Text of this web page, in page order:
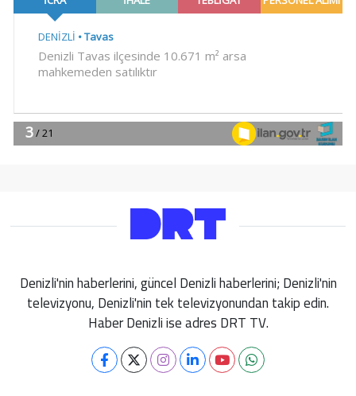
Denizli'nin haberlerini, güncel Denizli haberlerini; Denizli'nin
televizyonu, Denizli'nin tek televizyonundan takip edin.
Haber Denizli ise adres DRT TV.